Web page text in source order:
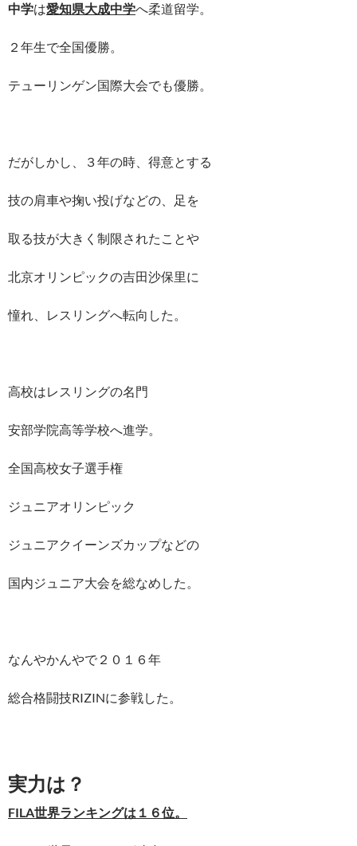
中学は愛知県大成中学へ柔道留学。
２年生で全国優勝。
テューリンゲン国際大会でも優勝。
だがしかし、３年の時、得意とする
技の肩車や掬い投げなどの、足を
取る技が大きく制限されたことや
北京オリンピックの吉田沙保里に
憧れ、レスリングへ転向した。
高校はレスリングの名門
安部学院高等学校へ進学。
全国高校女子選手権
ジュニアオリンピック
ジュニアクイーンズカップなどの
国内ジュニア大会を総なめした。
なんやかんやで２０１６年
総合格闘技RIZINに参戦した。
実力は？
FILA世界ランキングは１６位。